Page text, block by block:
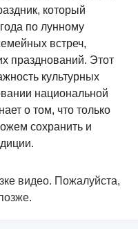
который
по лунному
встреч,
празднований. Этот
культурных
национальной
о том, что только
сохранить и
видео. Пожалуйста,